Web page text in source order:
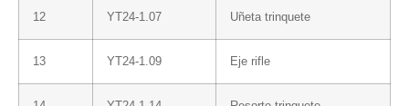
12 YT24-1.07 Uñeta trinquete
13 YT24-1.09 Eje rifle